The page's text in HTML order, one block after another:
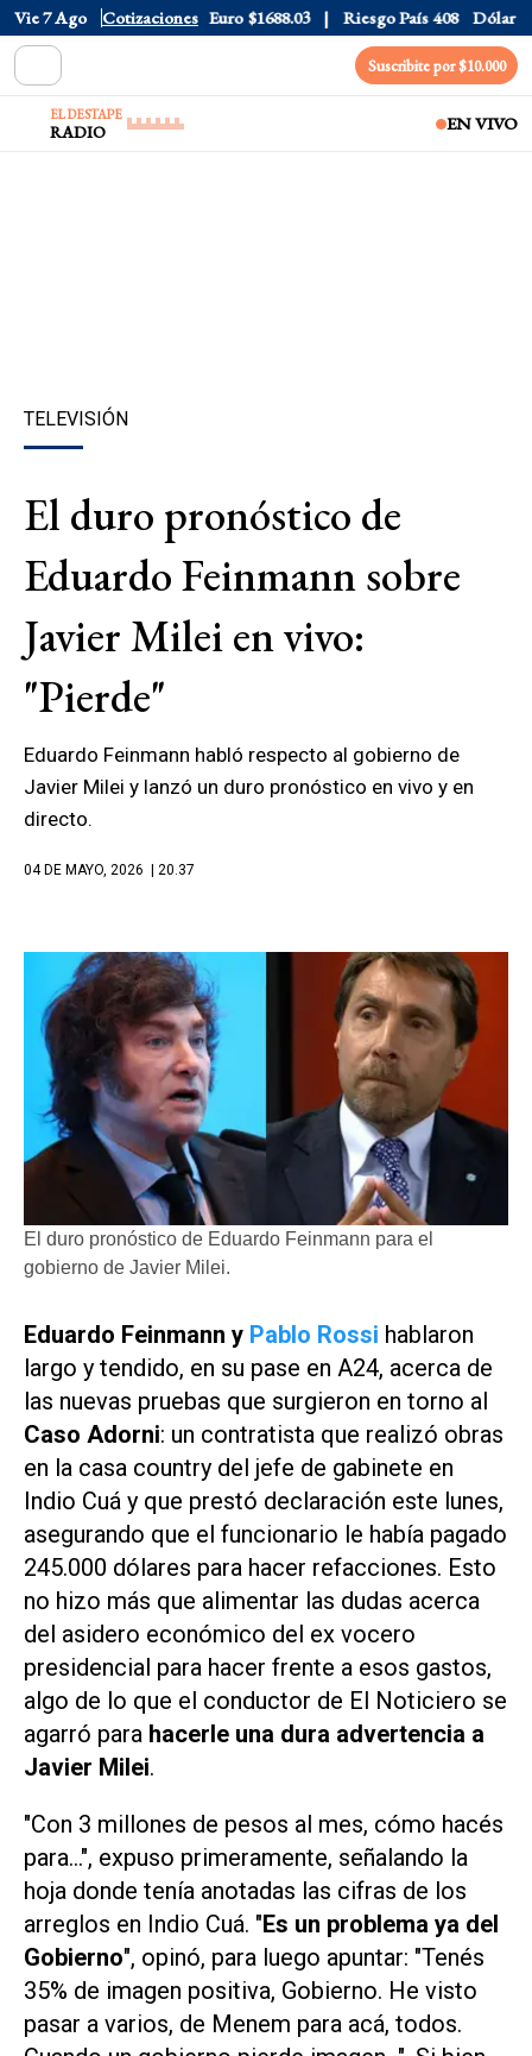
Vie 7 Ago Cotizaciones
Dólar CCL $1577.3 Euro $1688.03 Riesgo País 408 Dólar
Suscribite por $10.000
EL DESTAPE
RADIO EN VIVO
TELEVISIÓN
El duro pronóstico de
Eduardo Feinmann sobre
Javier Milei en vivo:
"Pierde"
Eduardo Feinmann habló respecto al gobierno de
Javier Milei y lanzó un duro pronóstico en vivo y en
directo.
04 DE MAYO, 2026 | 20.37
El duro pronóstico de Eduardo Feinmann para el
gobierno de Javier Milei.
Eduardo Feinmann y Pablo Rossi hablaron
largo y tendido, en su pase en A24, acerca de
las nuevas pruebas que surgieron en torno al
Caso Adorni: un contratista que realizó obras
en la casa country del jefe de gabinete en
Indio Cuá y que prestó declaración este lunes,
asegurando que el funcionario le había pagado
245.000 dólares para hacer refacciones. Esto
no hizo más que alimentar las dudas acerca
del asidero económico del ex vocero
presidencial para hacer frente a esos gastos,
algo de lo que el conductor de El Noticiero se
agarró para hacerle una dura advertencia a
Javier Milei.
"Con 3 millones de pesos al mes, cómo hacés
para...", expuso primeramente, señalando la
hoja donde tenía anotadas las cifras de los
arreglos en Indio Cuá. "Es un problema ya del
Gobierno", opinó, para luego apuntar: "Tenés
35% de imagen positiva, Gobierno. He visto
pasar a varios, de Menem para acá, todos.